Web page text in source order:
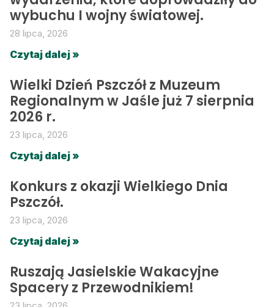
wybuchu I wojny światowej.
28 lipca, 2026
Czytaj dalej »
Wielki Dzień Pszczół z Muzeum
Regionalnym w Jaśle już 7 sierpnia
2026 r.
23 lipca, 2026
Czytaj dalej »
Konkurs z okazji Wielkiego Dnia
Pszczół.
23 lipca, 2026
Czytaj dalej »
Ruszają Jasielskie Wakacyjne
Spacery z Przewodnikiem!